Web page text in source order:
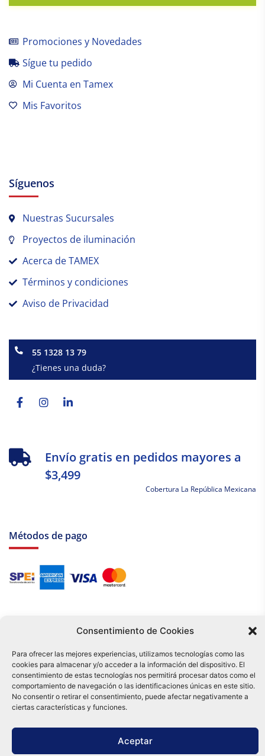
Consentimiento de Cookies
Para ofrecer las mejores experiencias, utilizamos tecnologías como las
cookies para almacenar y/o acceder a la información del dispositivo. El
consentimiento de estas tecnologías nos permitirá procesar datos como el
comportamiento de navegación o las identificaciones únicas en este sitio.
No consentir o retirar el consentimiento, puede afectar negativamente a
ciertas características y funciones.
Aceptar
Promociones y Novedades
Sígue tu pedido
Mi Cuenta en Tamex
Mis Favoritos
Síguenos
Nuestras Sucursales
Proyectos de iluminación
Acerca de TAMEX
Términos y condiciones
Aviso de Privacidad
55 1328 13 79
¿Tienes una duda?
f
Envío gratis en pedidos mayores a
$3,499
Cobertura La República Mexicana
Métodos de pago
Tu compra es respaldada por nuestro certificado SSL y operada bajo las
mejores prácticas de seguridad.
Distribuidora Tamex - México
e-commerce